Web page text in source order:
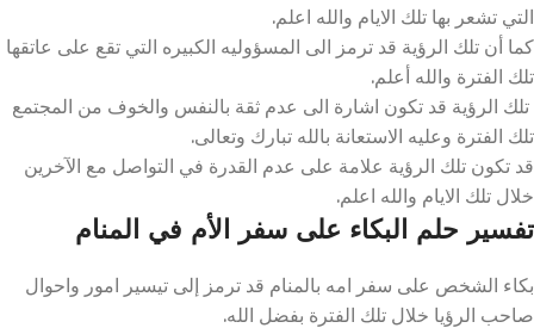
التي تشعر بها تلك الايام والله اعلم.
كما أن تلك الرؤية قد ترمز الى المسؤوليه الكبيره التي تقع على عاتقها
تلك الفترة والله أعلم.
تلك الرؤية قد تكون اشارة الى عدم ثقة بالنفس والخوف من المجتمع
تلك الفترة وعليه الاستعانة بالله تبارك وتعالى.
قد تكون تلك الرؤية علامة على عدم القدرة في التواصل مع الآخرين
خلال تلك الايام والله اعلم.
تفسير حلم البكاء على سفر الأم في المنام
بكاء الشخص على سفر امه بالمنام قد ترمز إلى تيسير امور واحوال
صاحب الرؤيا خلال تلك الفترة بفضل الله.